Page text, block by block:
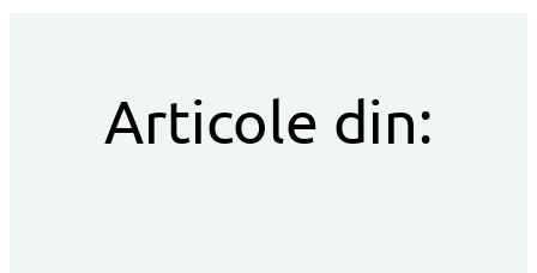
Articole din: